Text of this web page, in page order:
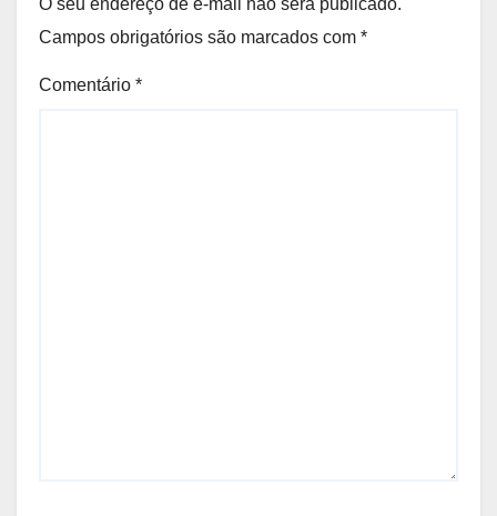
O seu endereço de e-mail não será publicado.
Campos obrigatórios são marcados com *
Comentário *